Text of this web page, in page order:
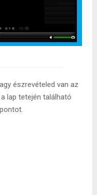
észrevételed van az
lap tetején található